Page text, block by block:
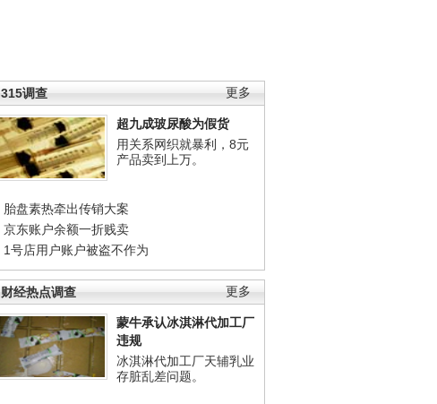
更多
315调查
超九成玻尿酸为假货
用关系网织就暴利，8元
产品卖到上万。
胎盘素热牵出传销大案
京东账户余额一折贱卖
1号店用户账户被盗不作为
更多
财经热点调查
蒙牛承认冰淇淋代加工厂
违规
冰淇淋代加工厂天辅乳业
存脏乱差问题。